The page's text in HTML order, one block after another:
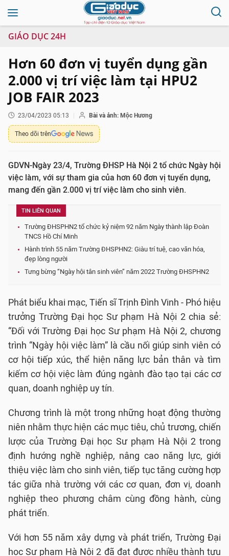
GIÁO DỤC 24H
Hơn 60 đơn vị tuyển dụng gần
2.000 vị trí việc làm tại HPU2
JOB FAIR 2023
23/04/2023 05:13 Bài và ảnh: Mộc Hương
Theo dõi trên
GDVN-Ngày 23/4, Trường ĐHSP Hà Nội 2 tổ chức Ngày hội
việc làm, với sự tham gia của hơn 60 đơn vị tuyển dụng,
mang đến gần 2.000 vị trí việc làm cho sinh viên.
TIN LIÊN QUAN
Trường ĐHSPHN2 tổ chức kỷ niệm 92 năm Ngày thành lập Đoàn
TNCS Hồ Chí Minh
Hành trình 55 năm Trường ĐHSPHN2: Giàu trí tuệ, cao văn hóa,
đẹp lòng người
Tưng bừng “Ngày hội tân sinh viên” năm 2022 Trường ĐHSPHN2
Phát biểu khai mạc, Tiến sĩ Trịnh Đình Vinh - Phó hiệu
trưởng Trường Đại học Sư phạm Hà Nội 2 chia sẻ:
“Đối với Trường Đại học Sư phạm Hà Nội 2, chương
trình “Ngày hội việc làm” là cầu nối giúp sinh viên có
cơ hội tiếp xúc, thể hiện năng lực bản thân và tìm
kiếm cơ hội việc làm đúng ngành đào tạo tại các cơ
quan, doanh nghiệp uy tín.
Chương trình là một trong những hoạt động thường
niên nhằm thực hiện các mục tiêu, chủ trương, chiến
lược của Trường Đại học Sư phạm Hà Nội 2 trong
định hướng nghề nghiệp, nâng cao năng lực, giới
thiệu việc làm cho sinh viên, tiếp tục tăng cường hợp
tác giữa nhà trường với các cơ quan, đơn vị, doanh
nghiệp theo phương châm cùng đồng hành, cùng
phát triển.
Với hơn 55 năm xây dựng và phát triển, Trường Đại
học Sư phạm Hà Nội 2 đã đạt được nhiều thành tựu